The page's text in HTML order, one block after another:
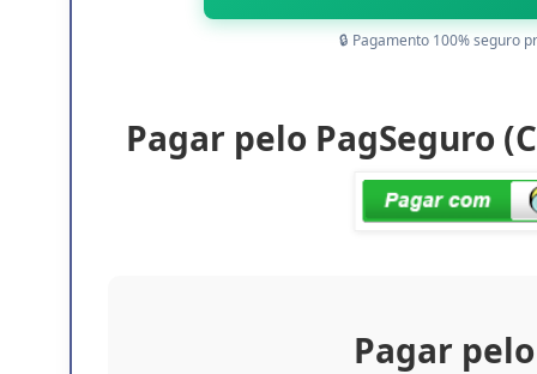
🔒 Pagamento 100% seguro
Pagar pelo PagSeguro
Pagar